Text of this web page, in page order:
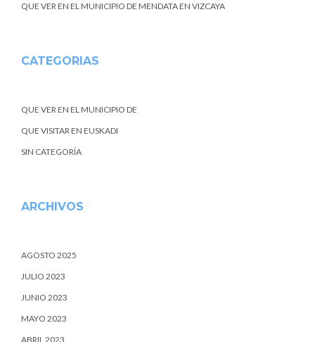
QUE VER EN EL MUNICIPIO DE MENDATA EN VIZCAYA
CATEGORIAS
QUE VER EN EL MUNICIPIO DE
QUE VISITAR EN EUSKADI
SIN CATEGORÍA
ARCHIVOS
AGOSTO 2025
JULIO 2023
JUNIO 2023
MAYO 2023
ABRIL 2023